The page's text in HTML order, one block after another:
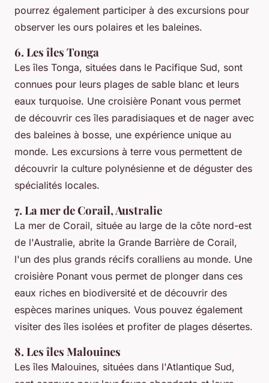
pourrez également participer à des excursions pour
observer les ours polaires et les baleines.
6. Les îles Tonga
Les îles Tonga, situées dans le Pacifique Sud, sont
connues pour leurs plages de sable blanc et leurs
eaux turquoise. Une croisière Ponant vous permet
de découvrir ces îles paradisiaques et de nager avec
des baleines à bosse, une expérience unique au
monde. Les excursions à terre vous permettent de
découvrir la culture polynésienne et de déguster des
spécialités locales.
7. La mer de Corail, Australie
La mer de Corail, située au large de la côte nord-est
de l'Australie, abrite la Grande Barrière de Corail,
l'un des plus grands récifs coralliens au monde. Une
croisière Ponant vous permet de plonger dans ces
eaux riches en biodiversité et de découvrir des
espèces marines uniques. Vous pouvez également
visiter des îles isolées et profiter de plages désertes.
8. Les îles Malouines
Les îles Malouines, situées dans l'Atlantique Sud,